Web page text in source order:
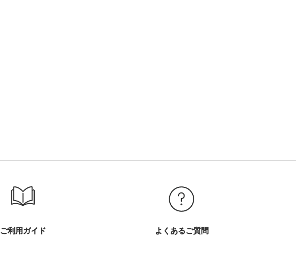
ご利用ガイド よくあるご質問